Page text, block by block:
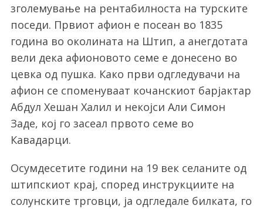
зголемување на рентабилноста на турските
поседи. Првиот афион е посеан во 1835
година во околината на Штип, а анегдотата
вели дека афионовото семе е донесено во
цевка од пушка. Како први одгледувачи на
афион се споменуваат кочанскиот барјактар
Абдул Хешан Халил и некојси Али Симон
Заде, кој го засеал првото семе во
Кавадарци.
Осумдесетите години на 19 век селаните од
штипскиот крај, според инструкциите на
солунските трговци, ја одгледале билката, го